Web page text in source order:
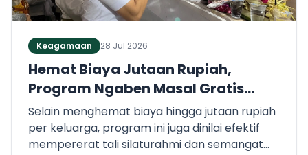
Keagamaan 28 Jul 2026
Hemat Biaya Jutaan Rupiah,
Program Ngaben Masal Gratis
Kembang-Ipat Sedot Ratusan
Peserta
Selain menghemat biaya hingga jutaan rupiah
per keluarga, program ini juga dinilai efektif
mempererat tali silaturahmi dan semangat